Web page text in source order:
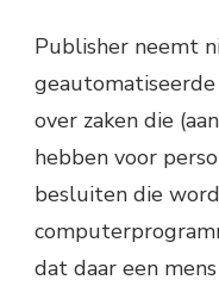
Publisher neemt
over zaken die
hebben voor
besluiten die
dat daar een